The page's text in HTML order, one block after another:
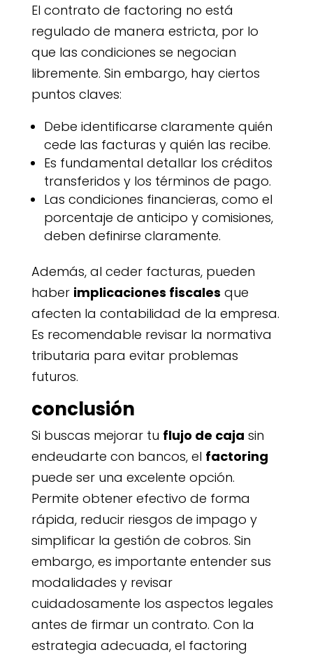
El contrato de factoring no está
regulado de manera estricta, por lo
que las condiciones se negocian
libremente. Sin embargo, hay ciertos
puntos claves:
Debe identificarse claramente quién
cede las facturas y quién las recibe.
Es fundamental detallar los créditos
transferidos y los términos de pago.
Las condiciones financieras, como el
porcentaje de anticipo y comisiones,
deben definirse claramente.
Además, al ceder facturas, pueden
haber implicaciones fiscales que
afecten la contabilidad de la empresa.
Es recomendable revisar la normativa
tributaria para evitar problemas
futuros.
conclusión
Si buscas mejorar tu flujo de caja sin
endeudarte con bancos, el factoring
puede ser una excelente opción.
Permite obtener efectivo de forma
rápida, reducir riesgos de impago y
simplificar la gestión de cobros. Sin
embargo, es importante entender sus
modalidades y revisar
cuidadosamente los aspectos legales
antes de firmar un contrato. Con la
estrategia adecuada, el factoring